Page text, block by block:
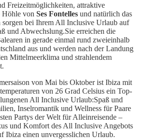
Freizeitmöglichkeiten, attraktive
Höhle von Ses Fontelles und natürlich das
sorgen bei Ihrem All Inclusive Urlaub auf
und Abwechslung.Sie erreichen die
in gerade einmal rund zweieinhalb
aus und werden nach der Landung
Mittelmeerklima und strahlendem
von Mai bis Oktober ist Ibiza mit
von 26 Grad Celsius ein Top-
All Inclusive Urlaub:Spaß und
Inselromantik und Wellness für Paare
Partys der Welt für Alleinreisende –
und Komfort des All Inclusive Angebots
Ibiza einen unvergesslichen Urlaub.